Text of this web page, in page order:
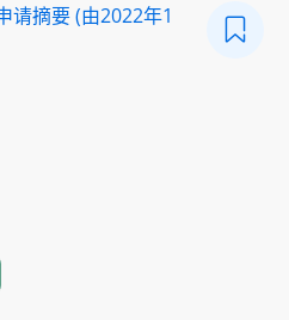
请摘要 (由2022年1